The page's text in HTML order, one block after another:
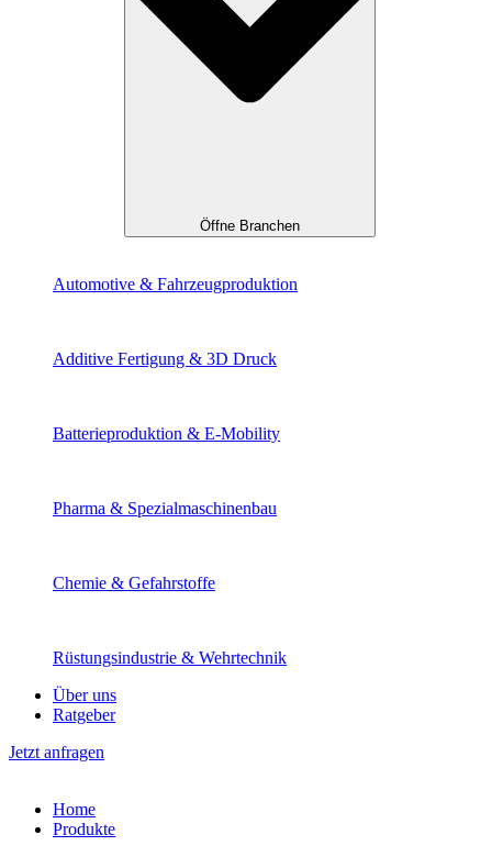
Öffne Branchen
Automotive & Fahrzeug­produktion
Additive Fertigung & 3D Druck
Batterie­produktion & E-Mobility
Pharma & Spezial­maschinenbau
Chemie & Gefahrstoffe
Rüstungs­industrie & Wehr­technik
Über uns
Ratgeber
Jetzt anfragen
Home
Produkte